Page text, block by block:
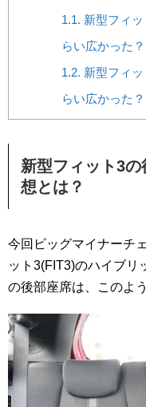
1.1. 新型フィ
らい広かった？
1.2. 新型フィ
らい広かった？
新型フィット3
想とは？
今回ビッグマイナーチ
ット3(FIT3)のハイブリ
の後部座席は、このよ